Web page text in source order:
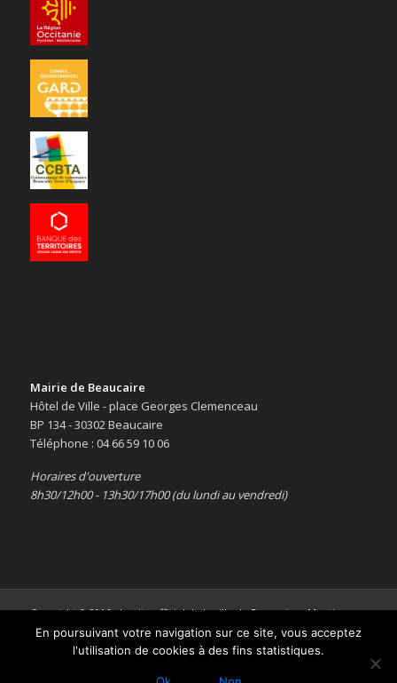
Mairie de Beaucaire
Hôtel de Ville - place Georges Clemenceau
BP 134 - 30302 Beaucaire
Téléphone : 04 66 59 10 06
Horaires d'ouverture
8h30/12h00 - 13h30/17h00 (du lundi au vendredi)
Copyright © 2016 -Le site officiel de la ville de Beaucaire-Mentions
légales
En poursuivant votre navigation sur ce site, vous acceptez
l'utilisation de cookies à des fins statistiques.